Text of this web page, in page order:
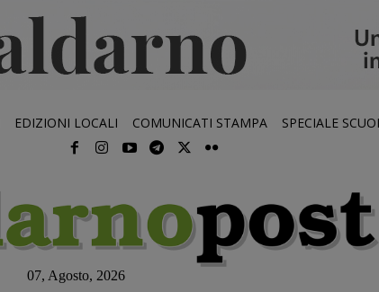
EDIZIONI LOCALI COMUNICATI STAMPA SPECIALE
07, Agosto, 2026